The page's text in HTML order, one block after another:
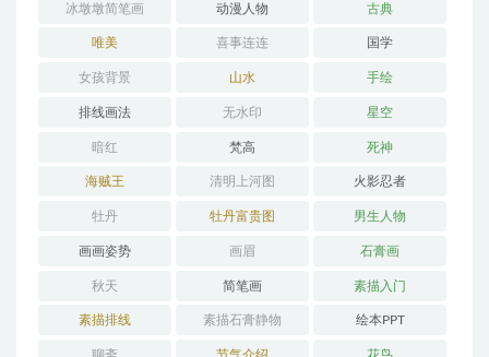
冰墩墩简笔画 动漫人物 古典
唯美 喜事连连 国学
女孩背景 山水 手绘
排线画法 无水印 星空
暗红 梵高 死神
海贼王 清明上河图 火影忍者
牡丹 牡丹富贵图 男生人物
画画姿势 画眉 石膏画
秋天 简笔画 素描入门
素描排线 素描石膏静物 绘本PPT